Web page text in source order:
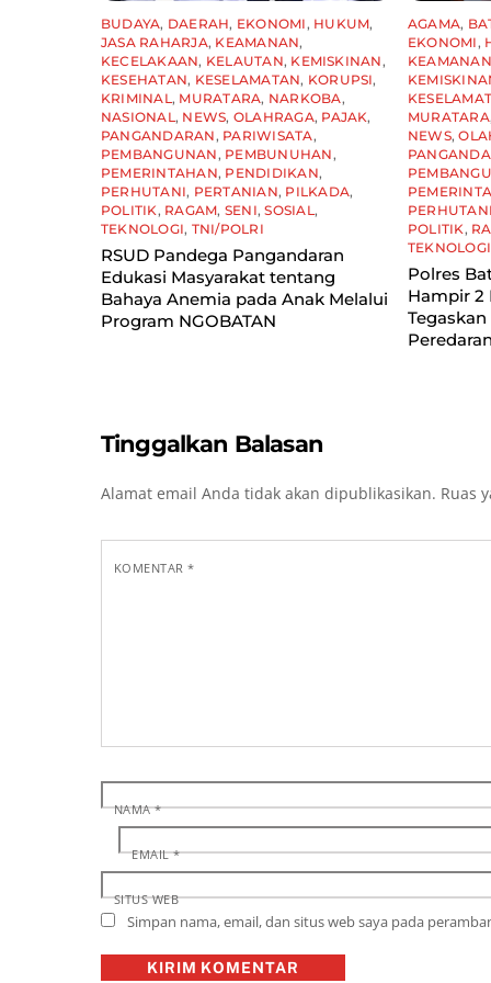
BUDAYA, DAERAH, EKONOMI , HUKUM,
JASA RAHARJA, KEAMANAN,
KECELAKAAN, KELAUTAN, KEMISKINAN ,
KESEHATAN, KESELAMATAN, KORUPSI,
KRIMINAL , MURATARA, NARKOBA,
NASIONAL , NEWS, OLAHRAGA, PAJAK,
PANGANDARAN , PARIWISATA,
PEMBANGUNAN , PEMBUNUHAN ,
PEMERINTAHAN, PENDIDIKAN,
PERHUTANI, PERTANIAN, PILKADA,
POLITIK , RAGAM, SENI,SOSIAL ,
TEKNOLOGI, TNI/POLRI
RSUD Pandega Pangandaran
Edukasi Masyarakat tentang
Bahaya Anemia pada Anak Melalui
Program NGOBATAN
AGAMA,
EKONOMI ,
KEAMANAN
MURATARA,
NEWS,
PERHUTANI
POLITIK ,
TEKNOLOGI
Polres
Hampir 2
Tinggalkan Balasan
Alamat email Anda tidak akan dipublikasikan. Ruas
KOMENTAR*
NAMA*
EMAIL*
SITUS WEB
Simpan nama, email, dan situs web saya pada